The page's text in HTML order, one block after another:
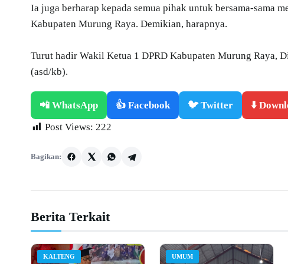
Ia juga berharap kepada semua pihak untuk bersama-sama
Kabupaten Murung Raya. Demikian, harapnya.
Turut hadir Wakil Ketua 1 DPRD Kabupaten Murung Raya,
(asd/kb).
📲 WhatsApp 👍 Facebook 🐦 Twitter
⬇️
Post Views: 222
Bagikan:
Berita Terkait
KALTENG UMUM